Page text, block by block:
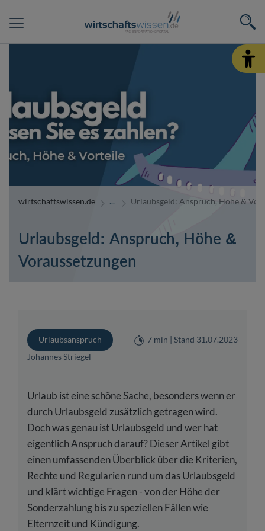
wirtschaftswissen.de Urlaubsgeld: Anspruch, Höhe &
Urlaubsgeld: Anspruch, Höhe &
Voraussetzungen
Urlaubsanspruch
7 min | Stand 31.07.2023
Johannes Striegel
Urlaub ist eine schöne Sache, besonders wenn er
durch Urlaubsgeld zusätzlich getragen wird.
Doch was genau ist Urlaubsgeld und wer hat
eigentlich Anspruch darauf? Dieser Artikel gibt
einen umfassenden Überblick über die Kriterien,
Rechte und Regularien rund um das Urlaubsgeld
und klärt wichtige Fragen - von der Höhe der
Sonderzahlung bis zu speziellen Fällen wie
Elternzeit und Kündigung.